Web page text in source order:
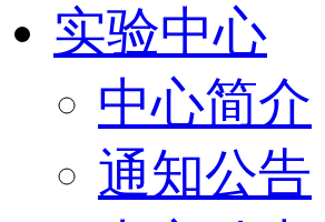
实验中心
中心简介
通知公告